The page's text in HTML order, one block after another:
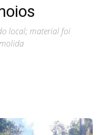
local; material foi